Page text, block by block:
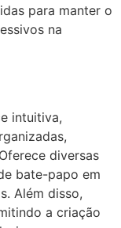
para manter o
na
intuitiva,
diversas
bate-papo em
Além disso,
a criação